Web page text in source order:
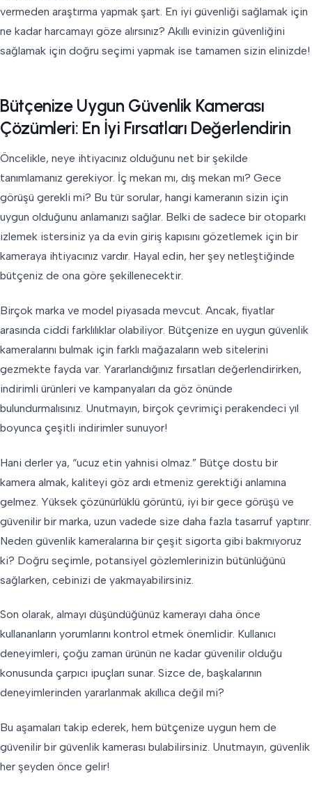
vermeden araştırma yapmak şart. En iyi güvenliği sağlamak için
ne kadar harcamayı göze alırsınız? Akıllı evinizin güvenliğini
sağlamak için doğru seçimi yapmak ise tamamen sizin elinizde!
Bütçenize Uygun Güvenlik Kamerası
Çözümleri: En İyi Fırsatları Değerlendirin
Öncelikle, neye ihtiyacınız olduğunu net bir şekilde
tanımlamanız gerekiyor. İç mekan mı, dış mekan mı? Gece
görüşü gerekli mi? Bu tür sorular, hangi kameranın sizin için
uygun olduğunu anlamanızı sağlar. Belki de sadece bir otoparkı
izlemek istersiniz ya da evin giriş kapısını gözetlemek için bir
kameraya ihtiyacınız vardır. Hayal edin, her şey netleştiğinde
bütçeniz de ona göre şekillenecektir.
Birçok marka ve model piyasada mevcut. Ancak, fiyatlar
arasında ciddi farklılıklar olabiliyor. Bütçenize en uygun güvenlik
kameralarını bulmak için farklı mağazaların web sitelerini
gezmekte fayda var. Yararlandığınız fırsatları değerlendirirken,
indirimli ürünleri ve kampanyaları da göz önünde
bulundurmalısınız. Unutmayın, birçok çevrimiçi perakendeci yıl
boyunca çeşitli indirimler sunuyor!
Hani derler ya, “ucuz etin yahnisi olmaz.” Bütçe dostu bir
kamera almak, kaliteyi göz ardı etmeniz gerektiği anlamına
gelmez. Yüksek çözünürlüklü görüntü, iyi bir gece görüşü ve
güvenilir bir marka, uzun vadede size daha fazla tasarruf yaptırır.
Neden güvenlik kameralarına bir çeşit sigorta gibi bakmıyoruz
ki? Doğru seçimle, potansiyel gözlemlerinizin bütünlüğünü
sağlarken, cebinizi de yakmayabilirsiniz.
Son olarak, almayı düşündüğünüz kamerayı daha önce
kullananların yorumlarını kontrol etmek önemlidir. Kullanıcı
deneyimleri, çoğu zaman ürünün ne kadar güvenilir olduğu
konusunda çarpıcı ipuçları sunar. Sizce de, başkalarının
deneyimlerinden yararlanmak akıllıca değil mi?
Bu aşamaları takip ederek, hem bütçenize uygun hem de
güvenilir bir güvenlik kamerası bulabilirsiniz. Unutmayın, güvenlik
her şeyden önce gelir!